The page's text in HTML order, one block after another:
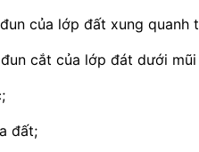
của lớp đất xung quanh
cắt của lớp đát dưới
đất;